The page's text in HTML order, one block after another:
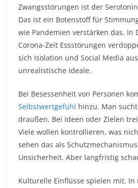
Zwangsstörungen ist der
Das ist ein Botenstoff für
wie Pandemien verstärken das. In
Corona-Zeit Essstörungen
sich Isolation und Social Media
unrealistische Ideale.​
Bei Besessenheit von Personen
Selbstwertgefühl hinzu. Man
draußen. Bei Ideen oder Zielen
Viele wollen kontrollieren, was
sehen das als
Unsicherheit. Aber langfristig
Kulturelle Einflüsse spielen mit. In